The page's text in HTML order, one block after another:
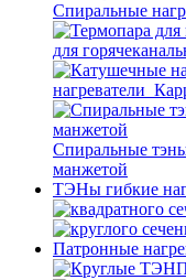
Спиральные
для
Спиральные
манжетой
ТЭНы гибкие
Патронные